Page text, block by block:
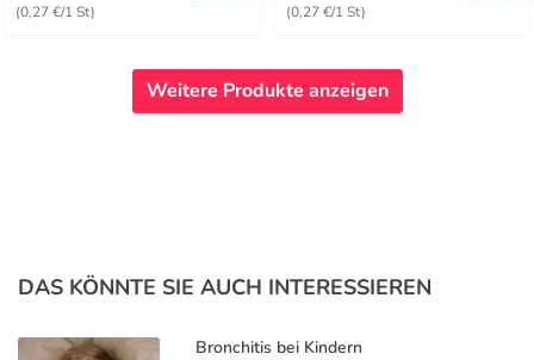
(0,27 €/1 St) (0,27 €/1 St)
Weitere Produkte anzeigen
DAS KÖNNTE SIE AUCH INTERESSIEREN
Bronchitis bei Kindern